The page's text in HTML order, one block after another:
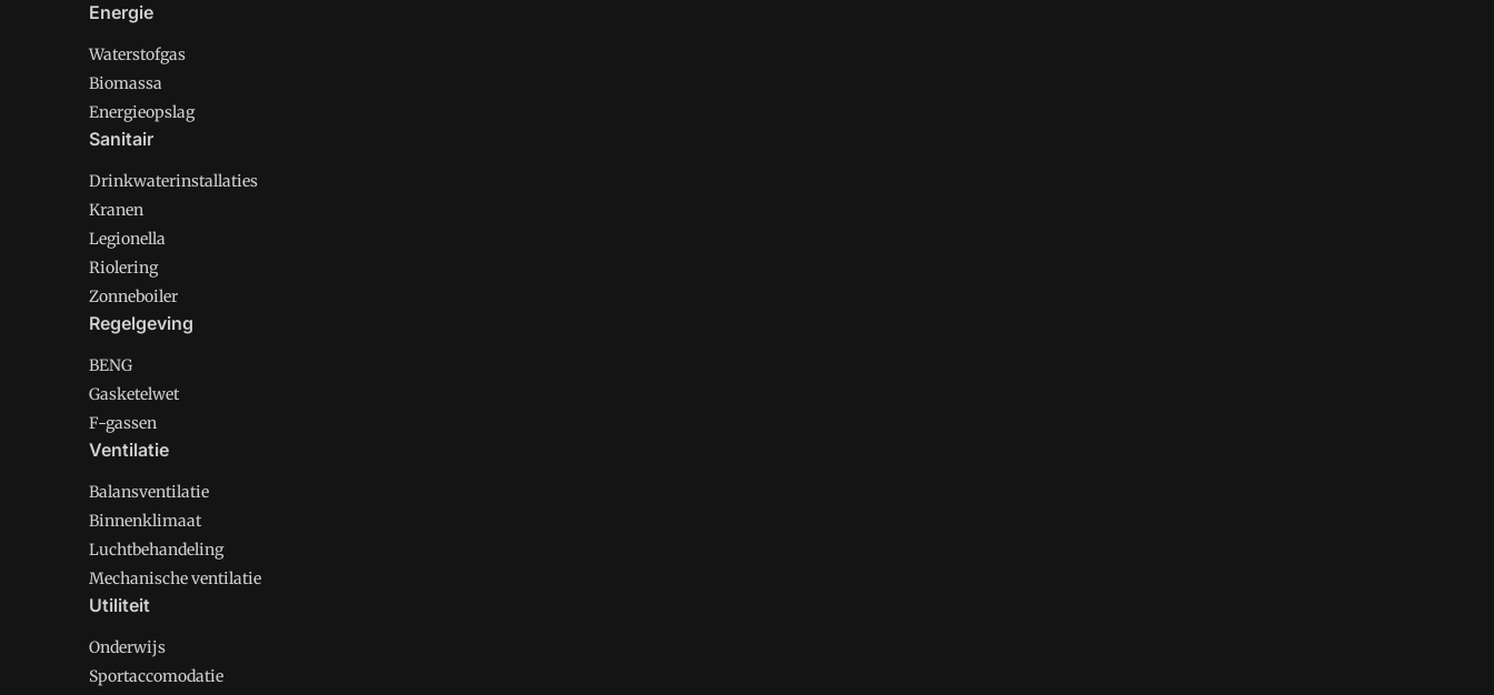
Energie
Waterstofgas
Biomassa
Energieopslag
Sanitair
Drinkwaterinstallaties
Kranen
Legionella
Riolering
Zonneboiler
Regelgeving
BENG
Gasketelwet
F-gassen
Ventilatie
Balansventilatie
Binnenklimaat
Luchtbehandeling
Mechanische ventilatie
Utiliteit
Onderwijs
Sportaccomodatie